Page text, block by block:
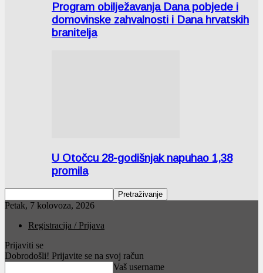
Program obilježavanja Dana pobjede i
domovinske zahvalnosti i Dana hrvatskih
branitelja
U Otočcu 28-godišnjak napuhao 1,38
promila
Petak, 7 kolovoza, 2026
Registracija / Prijava
Prijaviti se
Dobrodošli! Prijavite se na svoj račun
Vaš username